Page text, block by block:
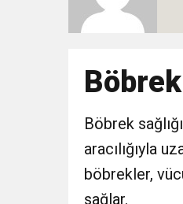
Böbrek
aracılığıyla
böbrekler,
sağlar.